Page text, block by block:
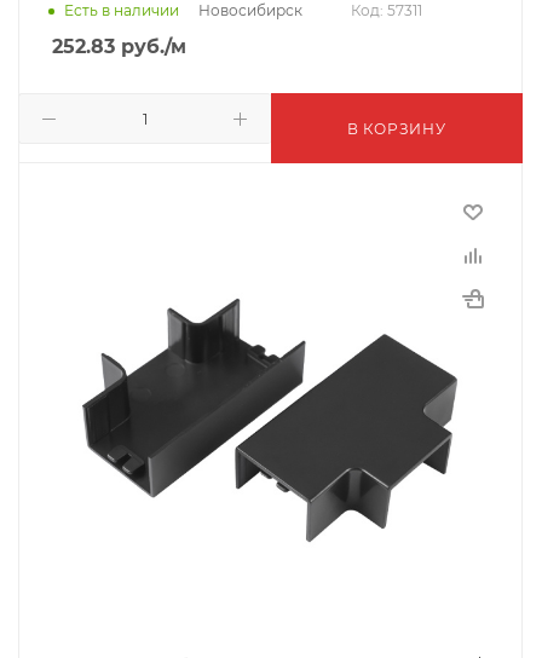
Есть в наличии Новосибирск Код: 57311
252.83 руб./м
В КОРЗИНУ